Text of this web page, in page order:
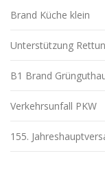
Brand Küche klein
Unterstützung
B1 Brand
Verkehrsunfall PKW
155.